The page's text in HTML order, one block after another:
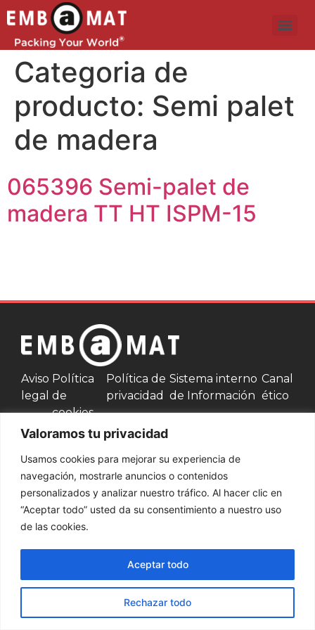
Valoramos tu privacidad
Usamos cookies para mejorar su experiencia de
navegación, mostrarle anuncios o contenidos
personalizados y analizar nuestro tráfico. Al hacer clic en
“Aceptar todo” usted da su consentimiento a nuestro uso
de las cookies.
Rechazar todo
Aceptar todo
Categoria de
producto: Semi palet
de madera
065396 Semi-palet de
madera TT HT ISPM-15
Aviso
legal
Política
de
cookies
Política de
privacidad
Sistema interno
de Información
Canal
ético
937 002 750
Productos
madera
Madera
© Embamat 2026